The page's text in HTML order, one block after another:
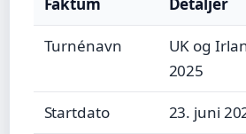
Faktum Detaljer
Turnénavn
UK og
2025
Startdato 23. juni